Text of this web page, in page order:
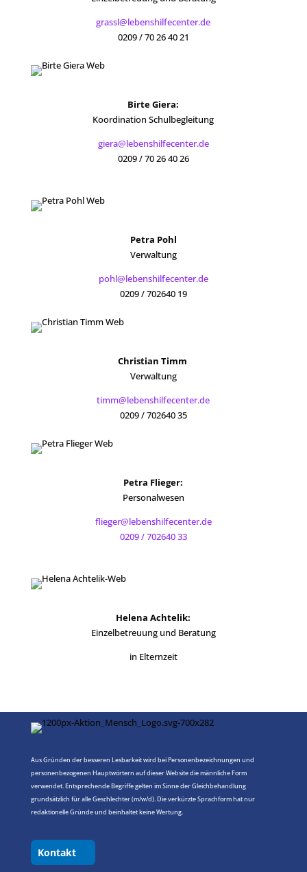
grassl@lebenshilfecenter.de
0209 / 70 26 40 21
Birte Giera:
Koordination Schulbegleitung
giera@lebenshilfecenter.de
0209 / 70 26 40 26
Petra Pohl
Verwaltung
pohl@lebenshilfecenter.de
0209 / 702640 19
Christian Timm
Verwaltung
timm@lebenshilfecenter.de
0209 / 702640 35
Petra Flieger:
Personalwesen
flieger@lebenshilfecenter.de
0209 / 702640 33
Helena Achtelik:
Einzelbetreuung und Beratung
in Elternzeit
Aus Gründen der besseren Lesbarkeit wird bei Personenbezeichnungen und
personenbezogenen Hauptwörtern auf dieser Website die männliche Form
verwendet. Entsprechende Begriffe gelten im Sinne der Gleichbehandlung
grundsätzlich für alle Geschlechter (m/w/d). Die verkürzte Sprachform hat nur
redaktionelle Gründe und beinhaltet keine Wertung.
Kontakt